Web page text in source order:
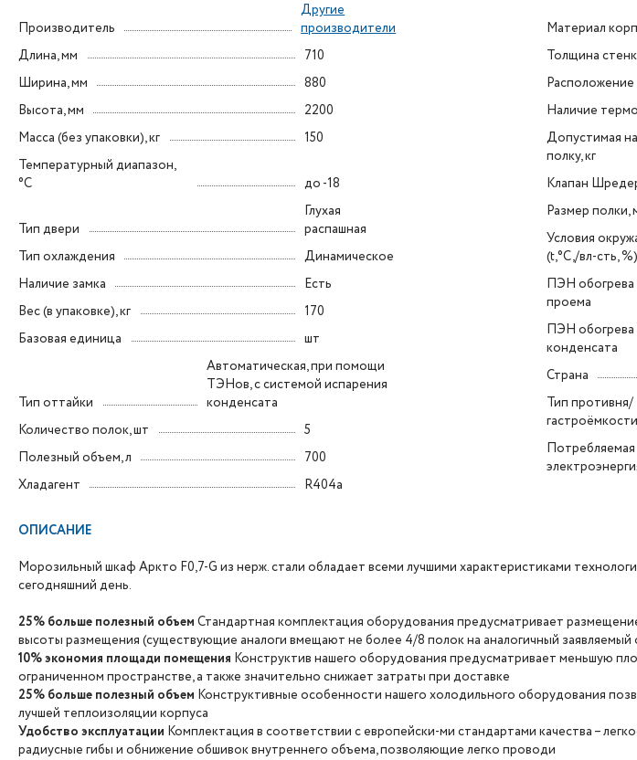
Производитель
Другие
производители
Длина, мм
710
Ширина, мм
880
Высота, мм
2200
Масса (без упаковки), кг
150
Температурный диапазон,
°C
до -18
Тип двери
Глухая
распашная
Тип охлаждения
Динамическое
Наличие замка
Есть
Вес (в упаковке), кг
170
Базовая единица
шт
Тип оттайки
Автоматическая, при помощи
ТЭНов, с системой испарения
конденсата
Количество полок, шт
5
Полезный объем, л
700
Хладагент
R404a
Материал
Толщина
Расположение
Наличие
Допустимая
полку, кг
Клапан
Размер полки,
Условия
(t,°C,/вл-сть, %)
ПЭН обогрева
проема
ПЭН обогрева
конденсата
Страна
Тип противня/
гастроёмкости
Потребляемая
ОПИСАНИЕ
Морозильный шкаф Аркто F0,7-G из нерж. стали обладает всеми лучшими характеристиками
сегодняшний день.
25% больше полезный объем Стандартная комплектация оборудования предусматривает
высоты размещения (существующие аналоги вмещают не более 4/8 полок на аналогичный заявляемый
10% экономия площади помещения Конструктив нашего оборудования предусматривает меньшую
ограниченном пространстве, а также значительно снижает затраты при доставке
25% больше полезный объем Конструктивные особенности нашего холодильного оборудования
лучшей теплоизоляции корпуса
Удобство эксплуатации Комплектация в соответствии с европейски-ми стандартами качества –
радиусные гибы и обнижение обшивок внутреннего объема, позволяющие легко проводи